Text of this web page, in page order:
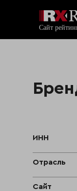
ИНН
Отрасль
Сайт